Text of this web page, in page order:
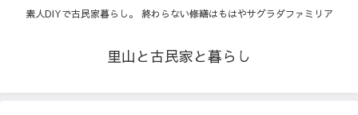
素人DIYで古民家暮らし。 終わらない修繕はもはやサグラダファミリア
里山と古民家と暮らし